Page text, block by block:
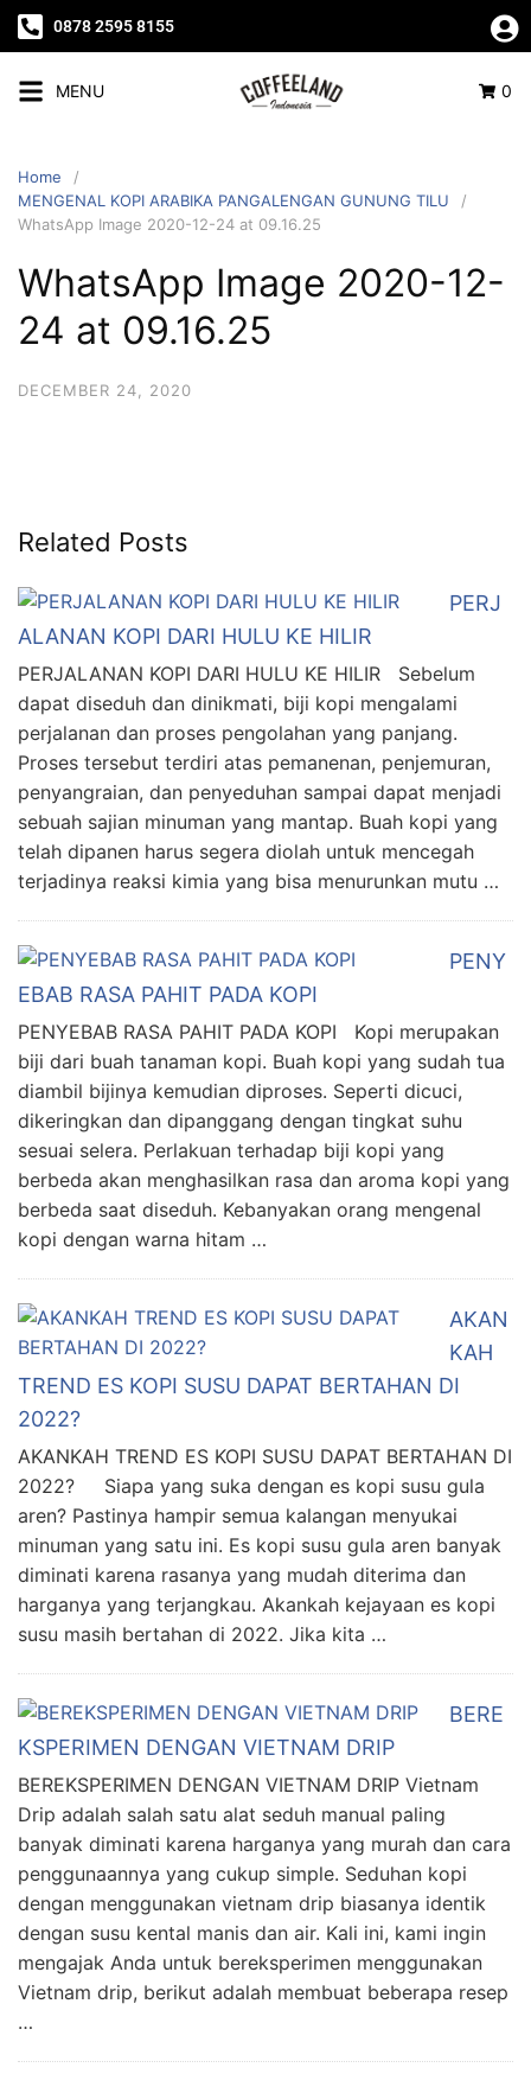
0878 2595 8155
MENU 0
Home
MENGENAL KOPI ARABIKA PANGALENGAN GUNUNG TILU
WhatsApp Image 2020-12-24 at 09.16.25
WhatsApp Image 2020-12-
24 at 09.16.25
DECEMBER 24, 2020
Related Posts
PERJ
ALANAN KOPI DARI HULU KE HILIR
PERJALANAN KOPI DARI HULU KE HILIR Sebelum
dapat diseduh dan dinikmati, biji kopi mengalami
perjalanan dan proses pengolahan yang panjang.
Proses tersebut terdiri atas pemanenan, penjemuran,
penyangraian, dan penyeduhan sampai dapat menjadi
sebuah sajian minuman yang mantap. Buah kopi yang
telah dipanen harus segera diolah untuk mencegah
terjadinya reaksi kimia yang bisa menurunkan mutu …
PENY
EBAB RASA PAHIT PADA KOPI
PENYEBAB RASA PAHIT PADA KOPI Kopi merupakan
biji dari buah tanaman kopi. Buah kopi yang sudah tua
diambil bijinya kemudian diproses. Seperti dicuci,
dikeringkan dan dipanggang dengan tingkat suhu
sesuai selera. Perlakuan terhadap biji kopi yang
berbeda akan menghasilkan rasa dan aroma kopi yang
berbeda saat diseduh. Kebanyakan orang mengenal
kopi dengan warna hitam …
AKAN
KAH
TREND ES KOPI SUSU DAPAT BERTAHAN DI
2022?
AKANKAH TREND ES KOPI SUSU DAPAT BERTAHAN DI
2022? Siapa yang suka dengan es kopi susu gula
aren? Pastinya hampir semua kalangan menyukai
minuman yang satu ini. Es kopi susu gula aren banyak
diminati karena rasanya yang mudah diterima dan
harganya yang terjangkau. Akankah kejayaan es kopi
susu masih bertahan di 2022. Jika kita …
BERE
KSPERIMEN DENGAN VIETNAM DRIP
BEREKSPERIMEN DENGAN VIETNAM DRIP Vietnam
Drip adalah salah satu alat seduh manual paling
banyak diminati karena harganya yang murah dan cara
penggunaannya yang cukup simple. Seduhan kopi
dengan menggunakan vietnam drip biasanya identik
dengan susu kental manis dan air. Kali ini, kami ingin
mengajak Anda untuk bereksperimen menggunakan
Vietnam drip, berikut adalah membuat beberapa resep
…